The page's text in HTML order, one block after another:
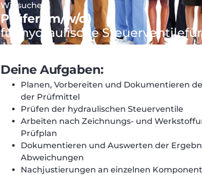
Wir suchen:
Prüfer (m/w/d)
für hydraulische Steuerventilefür
Deine Aufgaben:
Planen, Vorbereiten und Dokumentieren
der Prüfmittel
Prüfen der hydraulischen Steuerventile
Arbeiten nach Zeichnungs- und
Prüfplan
Dokumentieren und Auswerten der
Abweichungen
Nachjustierungen an einzelnen